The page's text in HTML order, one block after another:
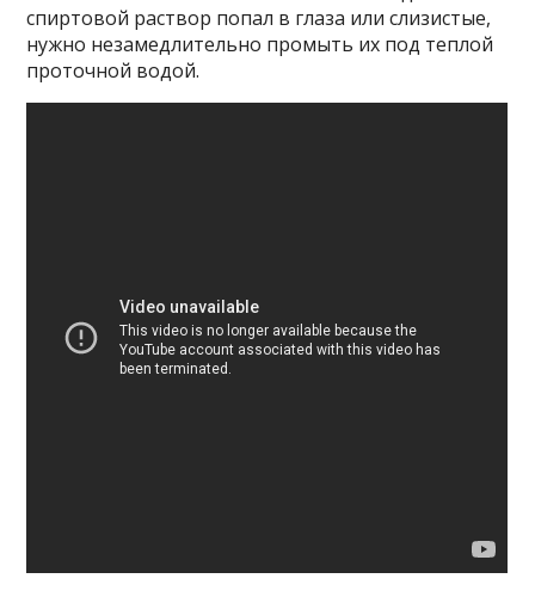
спиртовой раствор попал в глаза или слизистые,
нужно незамедлительно промыть их под теплой
проточной водой.